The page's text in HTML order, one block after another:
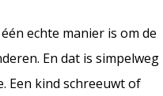
echte manier is om de
En dat is simpelweg
Een kind schreeuwt of